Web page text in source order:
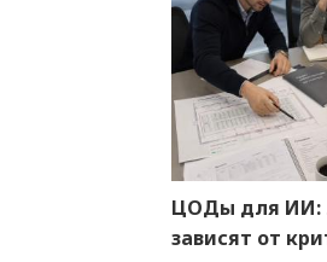
ЦОДы для ИИ:
зависят от